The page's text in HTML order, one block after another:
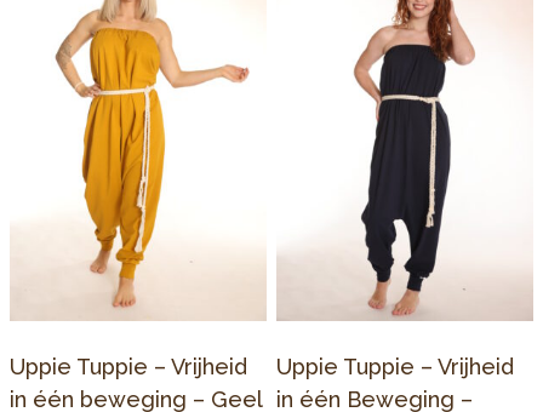
Uppie Tuppie – Vrijheid
in één beweging – Geel
Uppie Tuppie – Vrijheid
in één Beweging –